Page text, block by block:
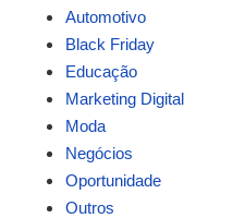
Automotivo
Black Friday
Educação
Marketing Digital
Moda
Negócios
Oportunidade
Outros